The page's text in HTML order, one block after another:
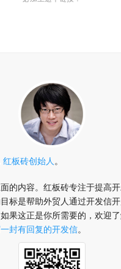
红板砖创始人。
的内容。红板砖专注于提高
标是帮助外贸人通过开发信
果这正是你所需要的，欢迎
封有回复的开发信。